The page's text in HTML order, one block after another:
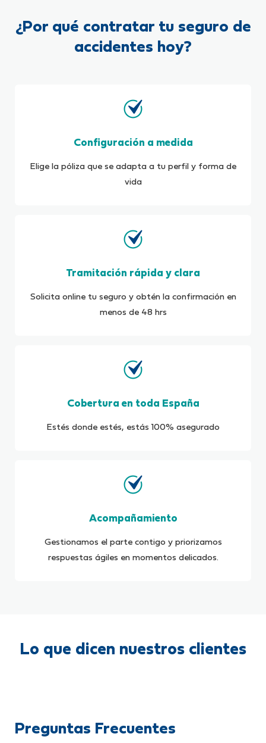
¿Por qué contratar tu seguro de
accidentes hoy?
Configuración a medida
Elige la póliza que se adapta a tu perfil y forma de
vida
Tramitación rápida y clara
Solicita online tu seguro y obtén la confirmación en
menos de 48 hrs
Cobertura en toda España
Estés donde estés, estás 100% asegurado
Acompañamiento
Gestionamos el parte contigo y priorizamos
respuestas ágiles en momentos delicados.
Lo que dicen nuestros clientes
Preguntas Frecuentes